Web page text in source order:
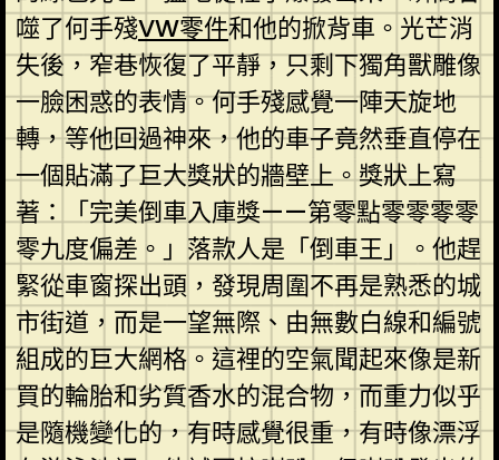
噬了何手殘VW零件和他的掀背車。光芒消
失後，窄巷恢復了平靜，只剩下獨角獸雕像
一臉困惑的表情。何手殘感覺一陣天旋地
轉，等他回過神來，他的車子竟然垂直停在
一個貼滿了巨大獎狀的牆壁上。獎狀上寫
著：「完美倒車入庫獎——第零點零零零零
零九度偏差。」落款人是「倒車王」。他趕
緊從車窗探出頭，發現周圍不再是熟悉的城
市街道，而是一望無際、由無數白線和編號
組成的巨大網格。這裡的空氣聞起來像是新
買的輪胎和劣質香水的混合物，而重力似乎
是隨機變化的，有時感覺很重，有時像漂浮